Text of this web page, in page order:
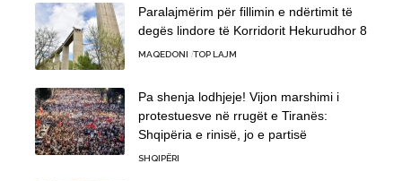
Paralajmërim për fillimin e ndërtimit të
degës lindore të Korridorit Hekurudhor 8
MAQEDONI TOP LAJM
Pa shenja lodhjeje! Vijon marshimi i
protestuesve në rrugët e Tiranës:
Shqipëria e rinisë, jo e partisë
SHQIPËRI